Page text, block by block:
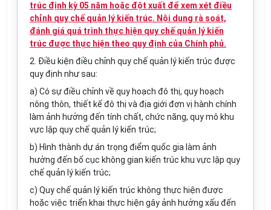
trúc định kỳ 05 năm hoặc đột xuất để xem xét điều
chỉnh quy chế quản lý kiến trúc. Nội dung rà soát,
đánh giá quá trình thực hiện quy chế quản lý kiến
trúc được thực hiện theo quy định của Chính phủ.
2. Điều kiện điều chỉnh quy chế quản lý kiến trúc được
quy định như sau:
a) Có sự điều chỉnh về quy hoạch đô thị, quy hoạch
nông thôn, thiết kế đô thị và địa giới đơn vị hành chính
làm ảnh hưởng đến tính chất, chức năng, quy mô khu
vực lập quy chế quản lý kiến trúc;
b) Hình thành dự án trọng điểm quốc gia làm ảnh
hưởng đến bố cục không gian kiến trúc khu vực lập quy
chế quản lý kiến trúc;
c) Quy chế quản lý kiến trúc không thực hiện được
hoặc việc triển khai thực hiện gây ảnh hưởng xấu đến